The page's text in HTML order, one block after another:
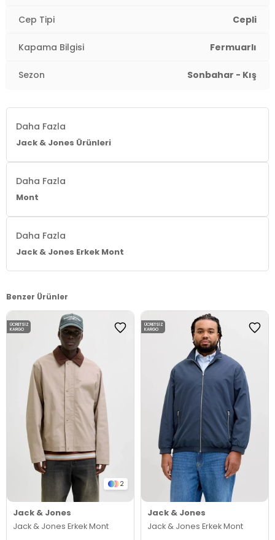
Cep Tipi Cepli
Kapama Bilgisi Fermuarlı
Sezon Sonbahar - Kış
Daha Fazla
Jack & Jones Ürünleri
Daha Fazla
Mont
Daha Fazla
Jack & Jones Erkek Mont
Benzer Ürünler
2
Jack & Jones
Jack & Jones Erkek Mont
ÜCRETSIZ
KARGO
Jack & Jones
Jack & Jones Erkek Mont
ÜCRETSIZ
KARGO